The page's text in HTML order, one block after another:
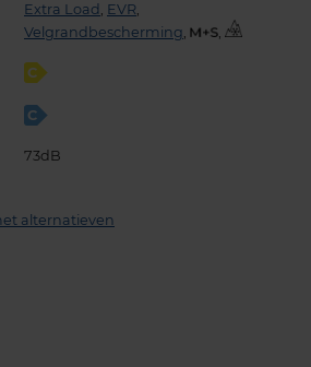
Extra Load , EVR,
Velgrandbescherming, ,
C
C
73dB
alternatieven